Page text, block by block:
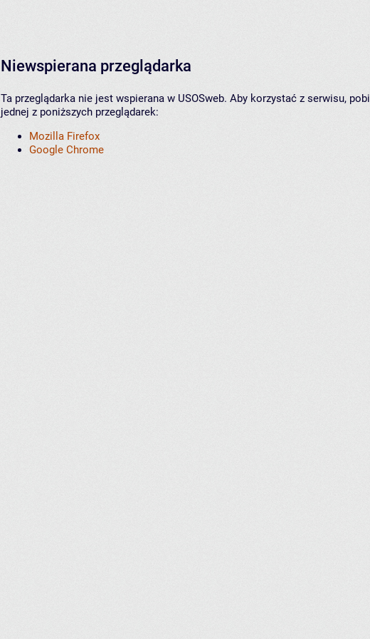
Niewspierana przeglądarka
Ta przeglądarka nie jest wspierana w USOSweb. Aby korzystać z serwisu,
jednej z poniższych przeglądarek:
Mozilla Firefox
Google Chrome